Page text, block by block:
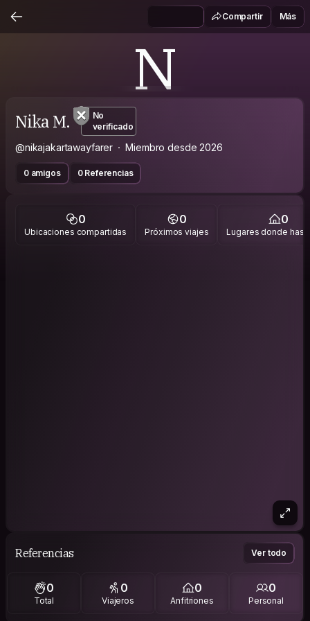
Compartir Más
N
Nika M.
No
verificado
@nikajakartawayfarer Miembro desde 2026
0 amigos 0 Referencias
0
Ubicaciones compartidas
0
Próximos viajes
0
Lugares donde has
Referencias Ver todo
0
Total
0
Viajeros
0
Anfitriones
0
Personal